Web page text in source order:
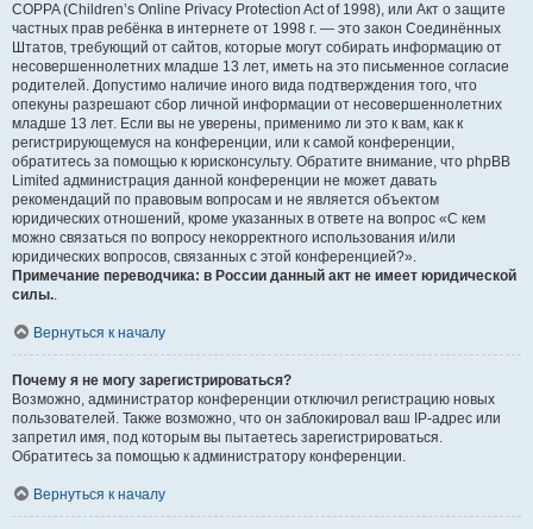
COPPA (Children’s Online Privacy Protection Act of 1998), или Акт о защите
частных прав ребёнка в интернете от 1998 г. — это закон Соединённых
Штатов, требующий от сайтов, которые могут собирать информацию от
несовершеннолетних младше 13 лет, иметь на это письменное согласие
родителей. Допустимо наличие иного вида подтверждения того, что
опекуны разрешают сбор личной информации от несовершеннолетних
младше 13 лет. Если вы не уверены, применимо ли это к вам, как к
регистрирующемуся на конференции, или к самой конференции,
обратитесь за помощью к юрисконсульту. Обратите внимание, что phpBB
Limited администрация данной конференции не может давать
рекомендаций по правовым вопросам и не является объектом
юридических отношений, кроме указанных в ответе на вопрос «С кем
можно связаться по вопросу некорректного использования и/или
юридических вопросов, связанных с этой конференцией?».
Примечание переводчика: в России данный акт не имеет юридической
силы..
Вернуться к началу
Почему я не могу зарегистрироваться?
Возможно, администратор конференции отключил регистрацию новых
пользователей. Также возможно, что он заблокировал ваш IP-адрес или
запретил имя, под которым вы пытаетесь зарегистрироваться.
Обратитесь за помощью к администратору конференции.
Вернуться к началу